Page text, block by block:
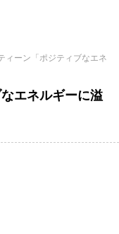
ィーン「ポジティブなエネ
エネルギーに溢